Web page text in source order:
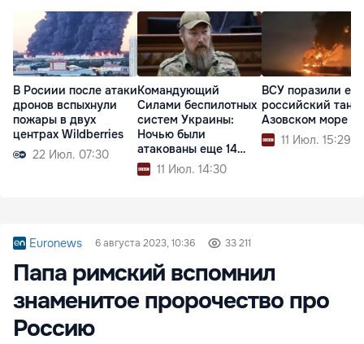
В Росиии после атаки
дронов вспыхнули
пожары в двух
центрах Wildberries
22 Июл. 07:30
Командующий
Силами беспилотных
систем Украины:
Ночью были
атакованы еще 14
судов РФ
11 Июл. 14:30
ВСУ поразили
российский
Азовском море
11 Июл. 15:29
Euronews 6 августа 2023, 10:36 33 211
Папа римский вспомнил
знаменитое пророчество про
Россию